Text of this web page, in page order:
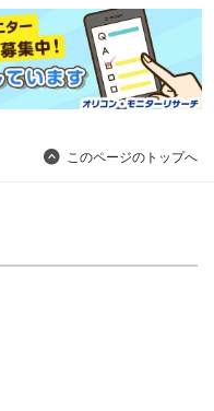
このページのトップへ